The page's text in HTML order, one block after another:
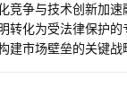
竞争与技术创新加速
转化为受法律保护的
建市场壁垒的关键战